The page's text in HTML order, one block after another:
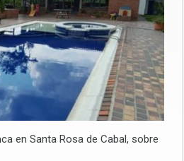
en Santa Rosa de Cabal, sobre